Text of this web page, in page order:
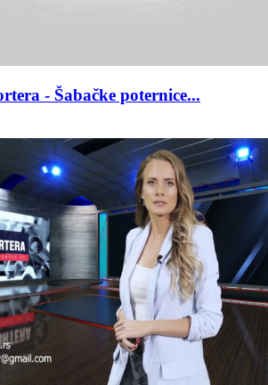
- Šabačke poternice...